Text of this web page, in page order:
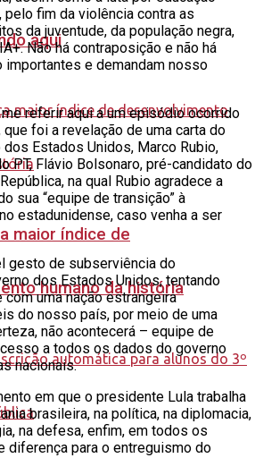
aqui
maior índice de
humano da história
pelo fim da violência contra as
da juventude, da população negra,
Não há contraposição e não há
importantes e demandam nosso
referir aqui a um episódio ocorrido
foi a revelação de uma carta do
Estados Unidos, Marco Rubio,
PT, Flávio Bolsonaro, pré-candidato do
na qual Rubio agradece a
sua “equipe de transição” à
estadunidense, caso venha a ser
gesto de subserviência do
dos Estados Unidos, tentando
uma nação estrangeira
do nosso país, por meio de uma
não acontecerá – equipe de
a todos os dados do governo
nacionais.
em que o presidente Lula trabalha
brasileira, na política, na diplomacia,
na defesa, enfim, em todos os
diferença para o entreguismo do